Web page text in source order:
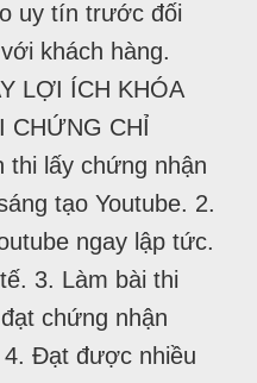
uy tín trước đối
khách hàng.
LỢI ÍCH KHÓA
CHỨNG CHỈ
thi lấy chứng nhận
tạo Youtube. 2.
ngay lập tức.
3. Làm bài thi
chứng nhận
4. Đạt được nhiều